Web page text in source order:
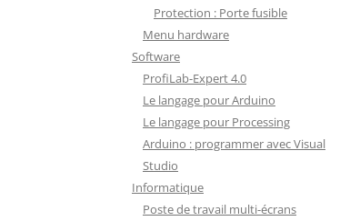
Protection : Porte fusible
Menu hardware
Software
ProfiLab-Expert 4.0
Le langage pour Arduino
Le langage pour Processing
Arduino : programmer avec Visual
Studio
Informatique
Poste de travail multi-écrans